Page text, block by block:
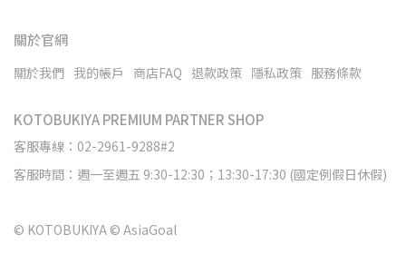
關於官網
關於我們 我的帳戶 商店FAQ 退款政策 隱私政策 服務條款
KOTOBUKIYA PREMIUM PARTNER SHOP
客服專線：02-2961-9288#2
客服時間：週一至週五 9:30-12:30；13:30-17:30 (國定例假日休假)
© KOTOBUKIYA © AsiaGoal